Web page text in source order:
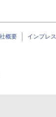
概要 インプレ